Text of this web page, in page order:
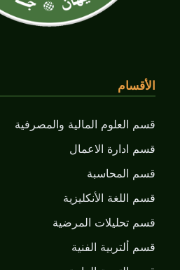
الأقسام
قسم العلوم المالية والمصرفية
قسم ادارة الاعمال
قسم المحاسبة
قسم اللغة الأنكليزية
قسم تحليلات المرضية
قسم ألتربية الفنية